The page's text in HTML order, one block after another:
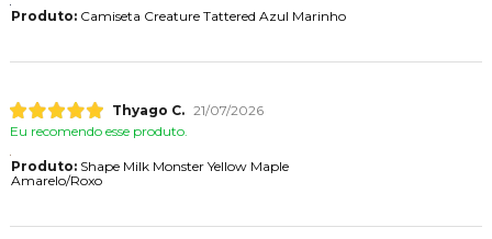
Produto:Camiseta Creature Tattered Azul Marinho
Thyago C. 21/07/2026
Eu recomendo esse produto.
Produto:Shape Milk Monster Yellow Maple
Amarelo/Roxo